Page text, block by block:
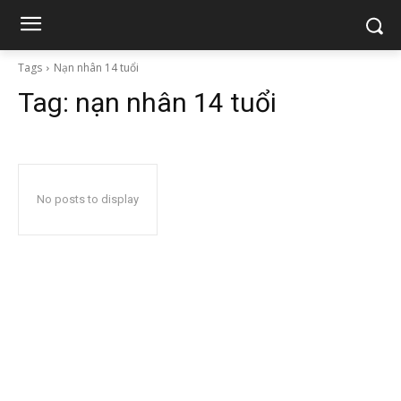
Tags Nạn nhân 14 tuổi
Tag: nạn nhân 14 tuổi
No posts to display